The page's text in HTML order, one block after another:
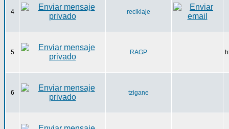
4 reciklaje
5 RAGP
6 tzigane